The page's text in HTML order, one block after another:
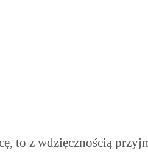
to z wdzięcznością